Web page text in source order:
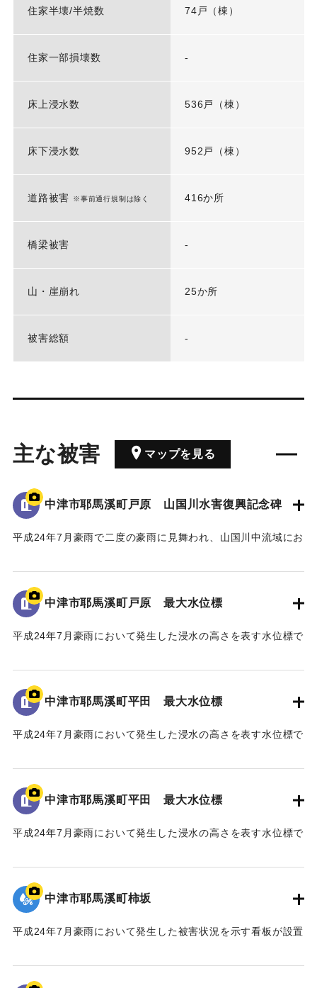
住家半壊/半焼数 74戸（棟）
住家一部損壊数 -
床上浸水数 536戸（棟）
床下浸水数 952戸（棟）
道路被害 ※事前通行規制は除く 416か所
橋梁被害 -
山・崖崩れ 25か所
被害総額 -
主な被害 マップを見る
中津市耶馬溪町戸原 山国川水害復興記念碑
平成24年7月豪雨で二度の豪雨に見舞われ、山国川中流域にお
溪町平田地区・戸原地区で約70戸の家屋が浸水したことが記
された石碑。
山国川水害復興記念碑
び観測史上二番目となる記録的豪雨に二度も見舞われ、未曾
有の被害を受けた。
山国川中流域では、この二度の豪雨により、それぞれ約二
このため、国土交通省では「山国川床上浸水対策特別緊急
事業」を平成二十五年五月に採択し、山国川の中流部約十キ
ロ区間において、堤防整備や河道掘削などの緊急的な河川整
この間、事業の推進にあたり、地権者の皆様、地域の皆
今後、将来にわたり、山国川の美しい風景や自然の中で、
この水害の記憶が後世に引き継がれ、地域の安全・安心、水
害からの復興・発展に繋がることを心より願い、ここに銘記
平成三十年十一月
中津市耶馬溪町戸原 最大水位標
平成24年7月豪雨において発生した浸水の高さを表す水位標で
地面から70cmの位置に水位が示されている。
｜固有コード: 09922072
中津市耶馬溪町平田 最大水位標
平成24年7月豪雨において発生した浸水の高さを表す水位標で
地面から160cmの位置に水位が示されている。
｜固有コード: 09922071
中津市耶馬溪町平田 最大水位標
平成24年7月豪雨において発生した浸水の高さを表す水位標で
地面から105cmの位置に水位が示されている。
｜固有コード: 09922070
中津市耶馬溪町柿坂
平成24年7月豪雨において発生した被害状況を示す看板が設置
｜固有コード: